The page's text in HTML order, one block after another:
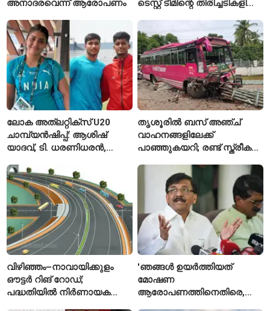
അനാദരവെന്ന് ആരോപണം
ടെസ്റ്റ് ടീമിന്റെ തിരിച്ചടികളിൽ
രഹാനെ
ലോക അത്‌ലറ്റിക്സ് U20
ചാമ്പ്യൻഷിപ്പ്: ആശിഷ്
യാദവ്, ടി. ധരണിധരൻ,
ഫൈനലിൽ
തൃശൂരിൽ ബസ് അഞ്ച്
വാഹനങ്ങളിലേക്ക്
പാഞ്ഞുകയറി; രണ്ട് സ്ത്രീകൾ
വിഴിഞ്ഞം–നാവായിക്കുളം
ഔട്ടർ റിങ് റോഡ്;
പദ്ധതിയിൽ നിർണായക
'ഞങ്ങൾ ഉയർത്തിയത്
മോഷണ
ആരോപണത്തിനെതിരെ,